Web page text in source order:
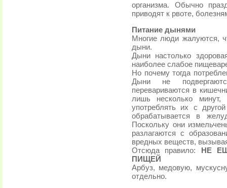
организма. Обычно
приводят к рвоте,
Питание дынями
Многие люди жалуются,
дыни.
Дыни настолько
наиболее слабое
Но почему тогда
Дыни не
перевариваются в
лишь несколько
употреблять их с
обрабатывается в
Поскольку они
разлагаются с
вредных веществ,
Отсюда правило:
НЕ
ПИЩЕЙ
Арбуз, медовую,
отдельно.